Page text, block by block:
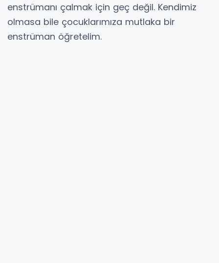
enstrümanı çalmak için geç değil. Kendimiz
olmasa bile çocuklarımıza mutlaka bir
enstrüman öğretelim.